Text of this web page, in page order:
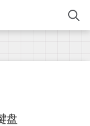
盘